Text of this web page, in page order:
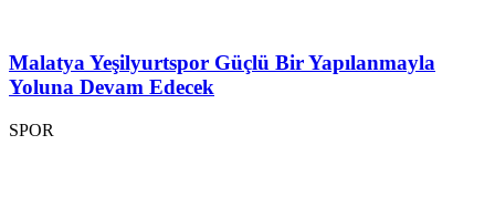
Malatya Yeşilyurtspor Güçlü Bir Yapılanmayla
Yoluna Devam Edecek
SPOR